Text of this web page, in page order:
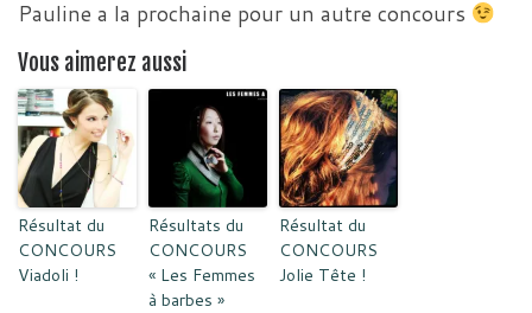
Pauline a la prochaine pour un autre concours
Vous aimerez aussi
Résultat du
CONCOURS
Viadoli !
Résultats du
CONCOURS
« Les Femmes
à barbes »
Résultat du
CONCOURS
Jolie Tête !